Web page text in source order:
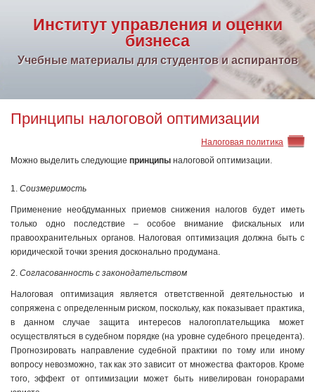
Институт управления и оценки
бизнеса
Учебные материалы для студентов и аспирантов
Принципы налоговой оптимизации
Налоговая политика
Можно выделить следующие принципы налоговой оптимизации.
1. Соизмеримость
Применение необдуманных приемов снижения налогов будет иметь
только одно последствие – особое внимание фискальных или
правоохранительных органов. Налоговая оптимизация должна быть с
юридической точки зрения досконально продумана.
2. Согласованность с законодательством
Налоговая оптимизация является ответственной деятельностью и
сопряжена с определенным риском, поскольку, как показывает практика,
в данном случае защита интересов налогоплательщика может
осуществляться в судебном порядке (на уровне судебного прецедента).
Прогнозировать направление судебной практики по тому или иному
вопросу невозможно, так как это зависит от множества факторов. Кроме
того, эффект от оптимизации может быть нивелирован гонорарами